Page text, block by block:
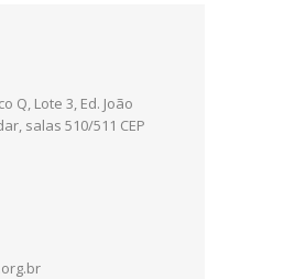
Q, Lote 3, Ed. João
salas 510/511 CEP